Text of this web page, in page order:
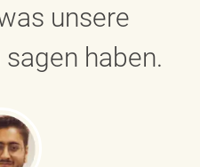
unsere
haben.